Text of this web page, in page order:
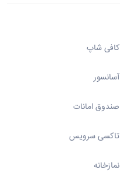
کافی شاپ
آسانسور
صندوق امانات
تاکسی سرویس
نمازخانه